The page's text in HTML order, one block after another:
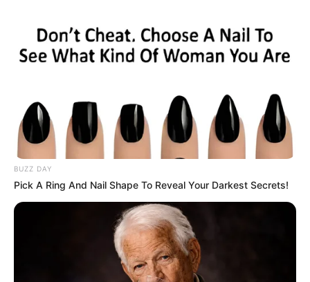
BUZZ DAY
Pick A Ring And Nail Shape To Reveal Your Darkest Secrets!